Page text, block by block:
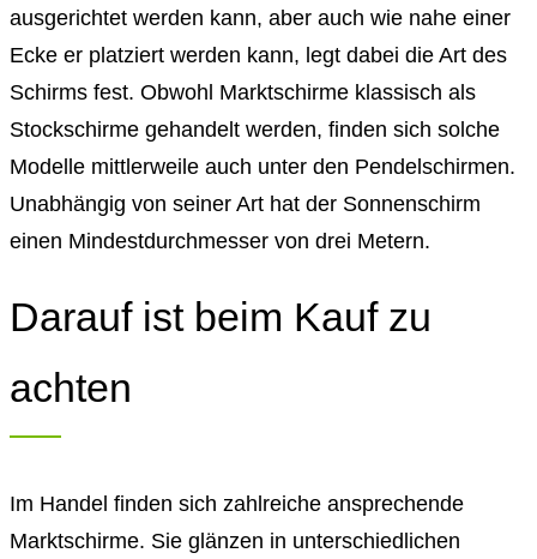
ausgerichtet werden kann, aber auch wie nahe einer
Ecke er platziert werden kann, legt dabei die Art des
Schirms fest. Obwohl Marktschirme klassisch als
Stockschirme gehandelt werden, finden sich solche
Modelle mittlerweile auch unter den Pendelschirmen.
Unabhängig von seiner Art hat der Sonnenschirm
einen Mindestdurchmesser von drei Metern.
Darauf ist beim Kauf zu
achten
Im Handel finden sich zahlreiche ansprechende
Marktschirme. Sie glänzen in unterschiedlichen